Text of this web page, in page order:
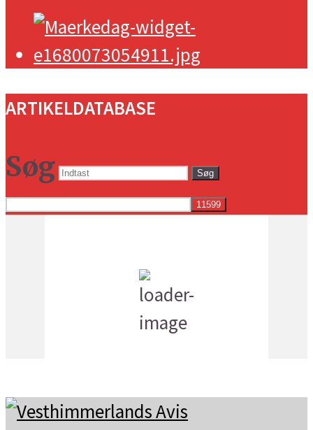
ARTIKELDATABASE
Søg Søg